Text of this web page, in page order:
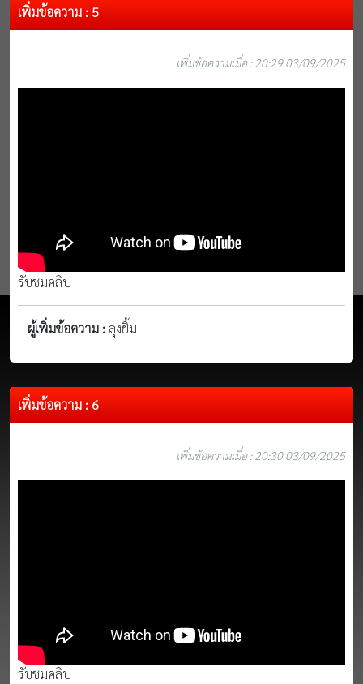
เพิ่มข้อความ : 5
เพิ่มข้อความเมื่อ : 20:29 03/09/2025
รับชมคลิป
ผู้เพิ่มข้อความ :ลุงยิ้ม
เพิ่มข้อความ : 6
เพิ่มข้อความเมื่อ : 20:30 03/09/2025
รับชมคลิป